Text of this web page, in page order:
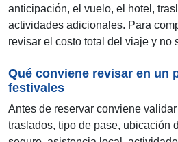
anticipación, el vuelo, el hotel,
actividades adicionales. Para
revisar el costo total del viaje y no
Qué conviene revisar en un
festivales
Antes de reservar conviene
traslados, tipo de pase, ubicación